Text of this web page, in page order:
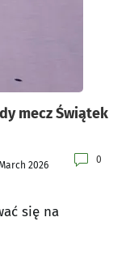
mecz Świątek
2026 0
się na